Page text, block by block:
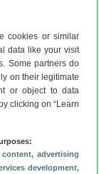
cookies or similar
data like your visit
Some partners do
on their legitimate
or object to data
clicking on “Learn
advertising
development,
tegelijk met